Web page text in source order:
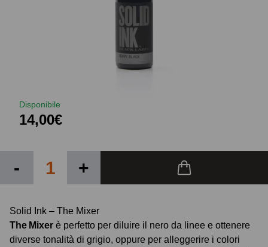
Disponibile
14,00€
- +
Solid Ink – The Mixer
The Mixer è perfetto per diluire il nero da linee e ottenere
diverse tonalità di grigio, oppure per alleggerire i colori